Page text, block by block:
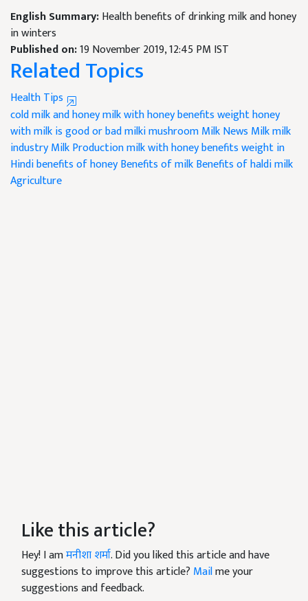
English Summary:Health benefits of drinking milk and honey
in winters
Published on:19 November 2019, 12:45 PM IST
Related Topics
Health Tips
cold milk and honeymilk with honey benefits weighthoney
with milk is good or badmilki mushroomMilk News Milkmilk
industryMilk Productionmilk with honey benefits weight in
Hindibenefits of honeyBenefits of milkBenefits of haldi milk
Agriculture
Like this article?
Hey! I amमनीशा शर्मा. Did you liked this article and have
suggestions to improve this article? Mailme your
suggestions and feedback.